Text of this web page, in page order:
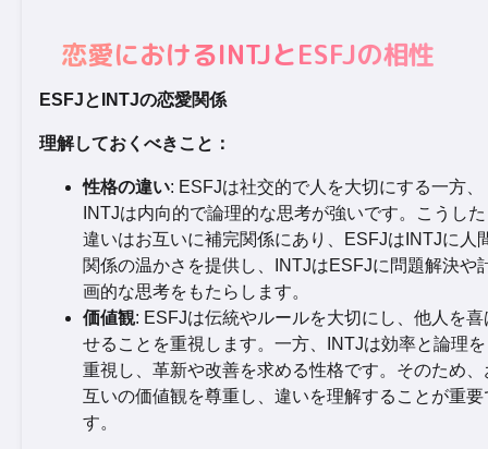
恋愛におけるINTJとESFJの相性
ESFJとINTJの恋愛関係
理解しておくべきこと：
性格の違い: ESFJは社交的で人を大切にする一方、
INTJは内向的で論理的な思考が強いです。こうした
違いはお互いに補完関係にあり、ESFJはINTJに人
関係の温かさを提供し、INTJはESFJに問題解決や
画的な思考をもたらします。
価値観: ESFJは伝統やルールを大切にし、他人を喜
せることを重視します。一方、INTJは効率と論理を
重視し、革新や改善を求める性格です。そのため、
互いの価値観を尊重し、違いを理解することが重要
す。